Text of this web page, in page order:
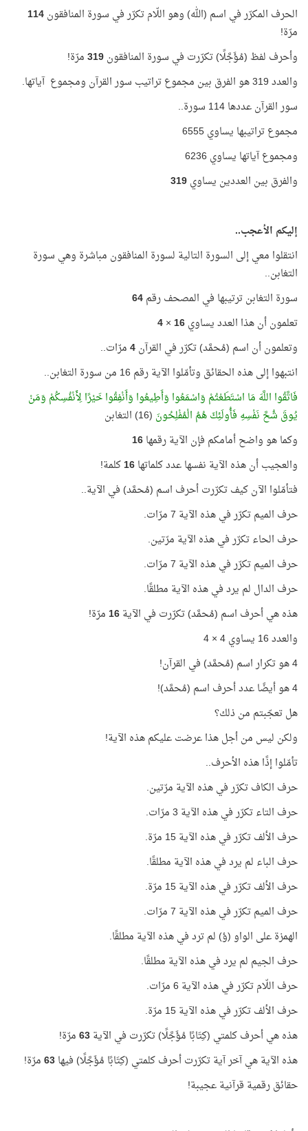
الحرف المكرّر في اسم (الله) وهو اللّام تكرّر في سورة المنافقون114
مرّة!
وأحرف لفظ (مُؤَجَّلًا) تكرّرت في سورة المنافقون319مرّة!
والعدد 319 هو الفرق بين مجموع تراتيب سور القرآن ومجموع آياتها.
سور القرآن عددها 114 سورة..
مجموع تراتيبها يساوي 6555
ومجموع آياتها يساوي 6236
والفرق بين العددين يساوي319
إليكم الأعجب..
انتقلوا معي إلى السورة التالية لسورة المنافقون مباشرة وهي سورة
التغابن..
سورة التغابن ترتيبها في المصحف رقم64
تعلمون أن هذا العدد يساوي16
×
4
وتعلمون أن اسم (مُحمَّد) تكرّر في القرآن4مرّات..
انتبهوا إلى هذه الحقائق وتأمّلوا الآية رقم 16 من سورة التغابن..
فَاتَّقُوا اللَّهَ مَا اسْتَطَعْتُمْ وَاسْمَعُوا وَأَطِيعُوا وَأَنْفِقُوا خَيْرًا لِأَنْفُسِكُمْ وَمَنْ
يُوقَ شُحَّ نَفْسِهِ فَأُولَئِكَ هُمُ الْمُفْلِحُونَ (16) التغابن
وكما هو واضح أمامكم فإن الآية رقمها16
والعجيب أن هذه الآية نفسها عدد كلماتها16كلمة!
فتأمّلوا الآن كيف تكرّرت أحرف اسم (مُحمَّد) في الآية..
حرف الميم تكرّر في هذه الآية 7 مرّات.
حرف الحاء تكرّر في هذه الآية مرّتين.
حرف الميم تكرّر في هذه الآية 7 مرّات.
حرف الدال لم يرد في هذه الآية مطلقًا.
هذه هي أحرف اسم (مُحمَّد) تكرّرت في الآية16مرّة!
والعدد 16 يساوي 4 × 4
4 هو تكرار اسم (مُحمَّد) في القرآن!
4 هو أيضًا عدد أحرف اسم (مُحمَّد)!
هل تعجّبتم من ذلك؟
ولكن ليس من أجل هذا عرضت عليكم هذه الآية!
تأمّلوا إذًا هذه الأحرف..
حرف الكاف تكرّر في هذه الآية مرّتين.
حرف التاء تكرّر في هذه الآية 3 مرّات.
حرف الألف تكرّر في هذه الآية 15 مرّة.
حرف الباء لم يرد في هذه الآية مطلقًا.
حرف الألف تكرّر في هذه الآية 15 مرّة.
حرف الميم تكرّر في هذه الآية 7 مرّات.
الهمزة على الواو (ؤ) لم ترد في هذه الآية مطلقًا.
حرف الجيم لم يرد في هذه الآية مطلقًا.
حرف اللّام تكرّر في هذه الآية 6 مرّات.
حرف الألف تكرّر في هذه الآية 15 مرّة.
هذه هي أحرف كلمتي (كِتَابًا مُؤَجَّلًا) تكرّرت في الآية63مرّة!
هذه الآية هي آخر آية تكرّرت أحرف كلمتي (كِتَابًا مُؤَجَّلًا) فيها63مرّة!
حقائق رقمية قرآنية عجيبة!